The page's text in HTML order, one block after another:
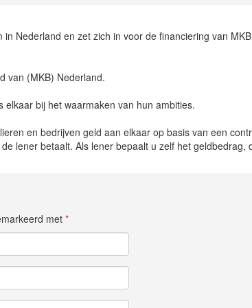
Nederland en zet zich in voor de financiering van MKB
van (MKB) Nederland.
bij het waarmaken van hun ambities.
en bedrijven geld aan elkaar op basis van een
lener betaalt. Als lener bepaalt u zelf het geldbedrag,
met *